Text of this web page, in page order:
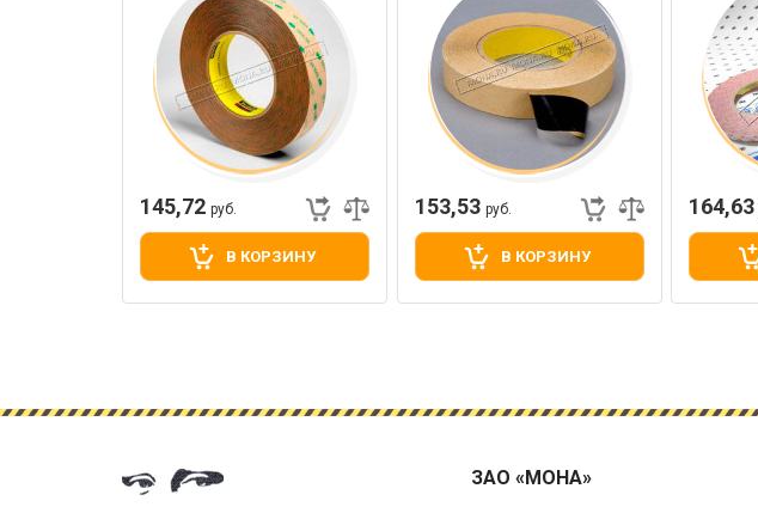
145,72 руб.
В КОРЗИНУ
153,53 руб.
В КОРЗИНУ
164,63
ЗАО «МОНА»